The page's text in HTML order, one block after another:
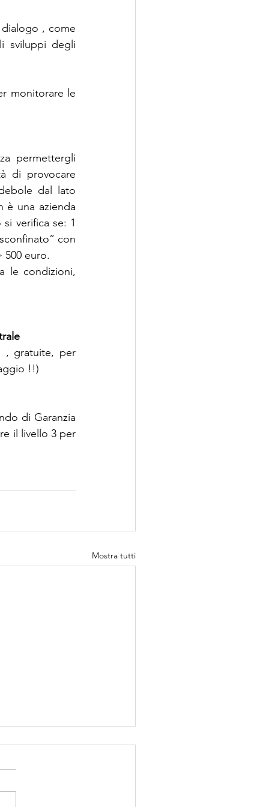
, come
sviluppi degli
monitorare le
permettergli
di provocare
dal lato
è una azienda
verifica se: 1
con
euro.
le condizioni,
, gratuite, per
!!)
di Garanzia
il livello 3 per
Mostra tutti